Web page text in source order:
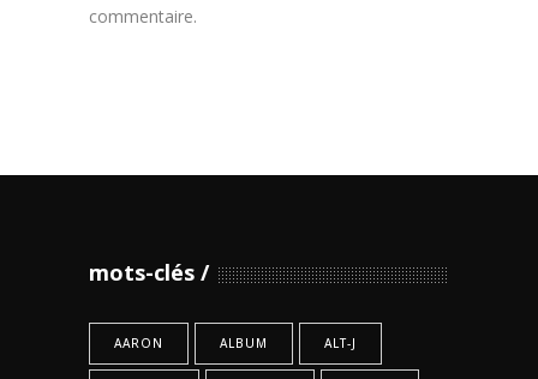
commentaire.
mots-clés
AARON ALBUM ALT-J